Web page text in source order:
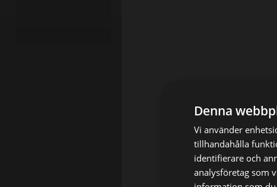
Denna
Vi använder
tillhandahålla
identifierare och
analysföretag som